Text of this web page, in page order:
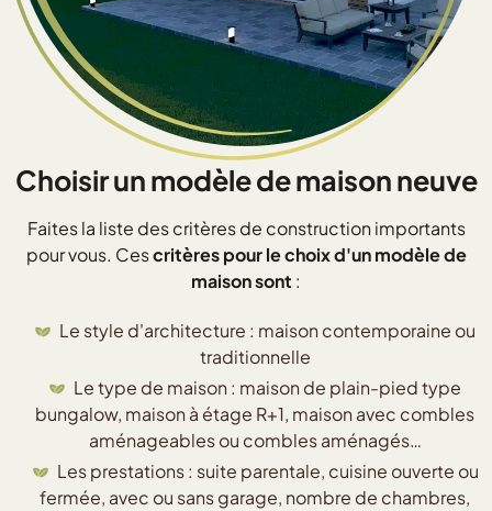
Choisir un modèle de maison neuve
Faites la liste des critères de construction importants
pour vous. Cescritères pour le choix d'un modèle de
maison sont :
Le style d'architecture : maison contemporaine ou
traditionnelle
Le type de maison : maison de plain-pied type
bungalow, maison à étage R+1, maison avec combles
aménageables ou combles aménagés…
Les prestations : suite parentale, cuisine ouverte ou
fermée, avec ou sans garage, nombre de chambres,